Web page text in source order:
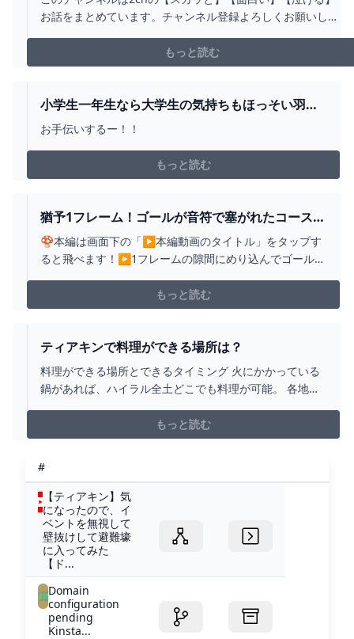
お話をまとめています。チャンネル登録よろしくお願いしま
https://awabi.5ch.net/test/read.cgi/live/1144242345/#2ch
#2ch面白いスレ #面白い#クスッと#2ちゃんねる #ゆっくり
もっと読む
小学生一年生なら大学生の気持ちもほっそい羽で
持って行ける : コミックエッセイ えむふじんがあ
お手伝いするー！！
もっと読む
猶予1フレーム！ゴールが音符で塞がれたコースが
ムズ過ぎたWWW【マリメ2/マリオメーカー2】
#SHORTS #ゆっくり実況 - YOUTUBE
🍄本編は画面下の「▶本編動画のタイトル」をタップす
ると飛べます！▶1フレームの隙間にめり込んでゴールと
リオメーカー2】https://youtu.be/otD54TnSPVc?
si=V_rBsNePhjilpNFf🍄マリオメーカー２ゆっくり実況リ
もっと読む
ティアキンで料理ができる場所は？
料理ができる場所とできるタイミング 火にかかっている
鍋があれば、ハイラル全土どこでも料理が可能。 各地に
な時は立ち寄ろう。May 1 2024
もっと読む
#
【ティアキン】気
になったので、イ
ベントを無視して
壁抜けして避難壕
に入ってみた
【ド...
Domain
configuration
pending
Kinsta...